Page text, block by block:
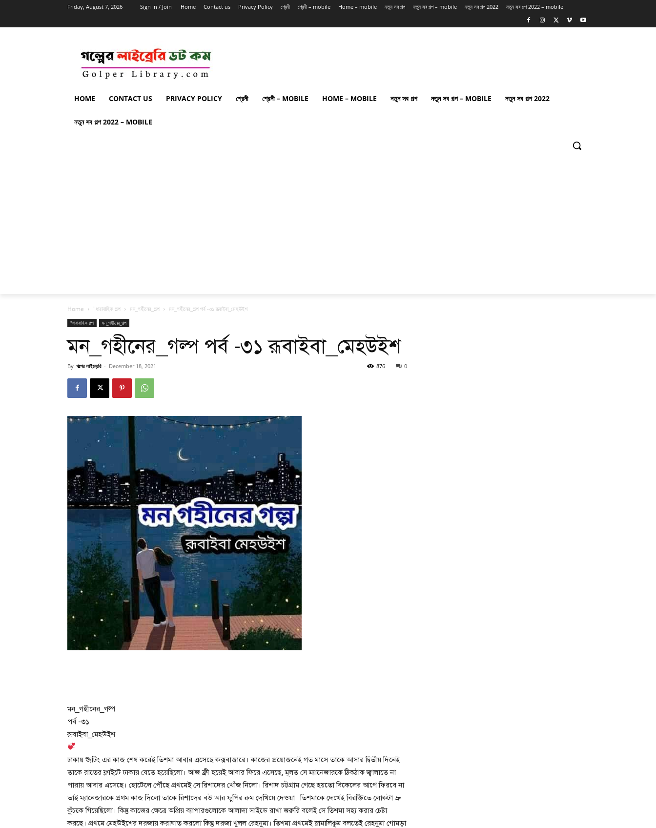
Friday, August 7, 2026 Sign in / Join Home Contact us Privacy Policy শ্রেনী শ্রেনী – mobile Home – mobile নতুন সব গল্প নতুন সব গল্প – mobile নতুন সব গল্প 2022 নতুন সব গল্প 2022 – mobile
HOME CONTACT US PRIVACY POLICY শ্রেনী শ্রেনী – MOBILE HOME – MOBILE নতুন সব গল্প নতুন সব গল্প – MOBILE নতুন সব গল্প 2022
নতুন সব গল্প 2022 – MOBILE
Home "ধারাবাহিক গল্প মন_গহীনের_গল্প মন_গহীনের_গল্প পর্ব -৩১ রূবাইবা_মেহউইশ
"ধারাবাহিক গল্প মন_গহীনের_গল্প
মন_গহীনের_গল্প পর্ব -৩১ রূবাইবা_মেহউইশ
By গল্পের লাইব্রেরি - December 18, 2021 0
876
মন_গহীনের_গল্প
পর্ব -৩১
রূবাইবা_মেহউইশ
ঢাকায় শ্যুটিং এর কাজ শেষ করেই তিশমা আবার এসেছে কক্সবাজারে। কাজের প্রয়োজনেই গত মাসে তাকে আসার দ্বিতীয় দিনেই
তাকে রাতের ফ্লাইটে ঢাকায় যেতে হয়েছিলো। আজ ফ্রী হয়েই আবার ফিরে এসেছে, মূলত সে ম্যানেজারকে ঠিকঠাক জ্বালাতে না
পারায় আবার এসেছে। হোটেলে পৌঁছে প্রথমেই সে রিশাদের খোঁজ নিলো। রিশাদ চট্টগ্রাম গেছে হয়তো বিকেলের আগে ফিরবে না
তাই ম্যানেজারকে প্রথম কাজ দিলো তাকে রিশাদের বউ আর ফুপির রুম দেখিয়ে দেওয়া। তিশমাকে দেখেই বিরক্তিতে লোকটা ভ্রু
কুঁচকে গিয়েছিলো। কিন্তু কাজের ক্ষেত্রে অপ্রিয় ব্যাপারগুলোকে আলাদা সাইডে রাখা জরুরি বলেই সে তিশমা সহ্য করার চেষ্টা
করছে। প্রথমে মেহউইশের দরজায় করাঘাত করলো কিন্তু দরজা খুলল রেহনুমা। তিশমা প্রথমেই স্লামালিকুম বলতেই রেহনুমা গোমড়া